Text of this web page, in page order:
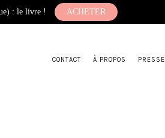
CONTACT À PROPOS PRESSE
: le livre ! ACHETER